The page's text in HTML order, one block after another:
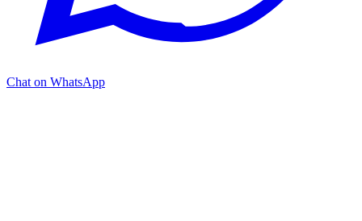
Chat on WhatsApp